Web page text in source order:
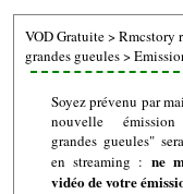
VOD Gratuite>Rmcstory
grandes gueules>
Soyez prévenu par
nouvelle
grandes gueules"
en streaming : ne
vidéo de votre